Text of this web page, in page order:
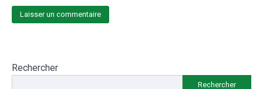
Rechercher
Rechercher